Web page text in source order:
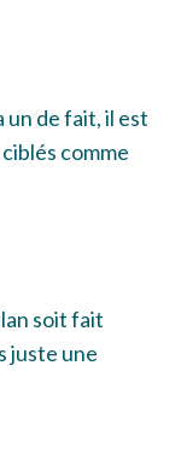
un de fait, il est
comme
soit fait
juste une